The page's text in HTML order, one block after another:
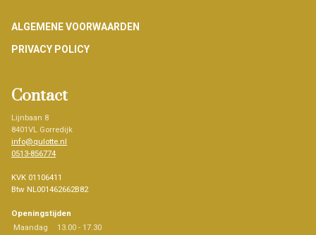
Footer
ALGEMENE VOORWAARDEN
PRIVACY POLICY
Contact
Lijnbaan 8
8401VL Gorredijk
info@qulotte.nl
0513-856774
KVK 01106411
Btw NL001462662B82
Openingstijden
Maandag
13.00 - 17.30